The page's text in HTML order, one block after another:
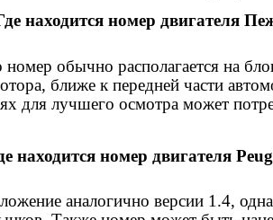
находится номер двигателя
обычно располагается на
ближе к передней части
для лучшего осмотра может
находится номер двигателя
аналогично версии 1.4,